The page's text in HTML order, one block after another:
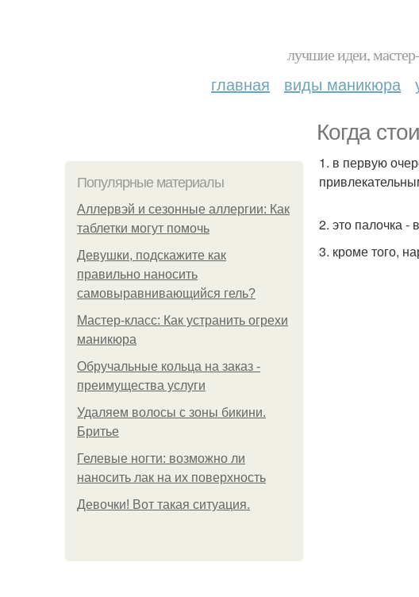
лучшие идеи,
главная виды маникюра
Когда
Популярные материалы
Аллервэй и сезонные аллергии: Как
таблетки могут помочь
Девушки, подскажите как
правильно наносить
самовыравнивающийся гель?
Мастер-класс: Как устранить огрехи
маникюра
Обручальные кольца на заказ -
преимущества услуги
Удаляем волосы с зоны бикини.
Бритье
Гелевые ногти: возможно ли
наносить лак на их поверхность
Девочки! Вот такая ситуация.
1. в первую
2. это палочка -
3. кроме того,